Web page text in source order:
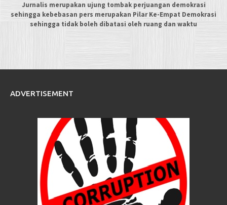
Jurnalis merupakan ujung tombak perjuangan demokrasi
sehingga kebebasan pers merupakan Pilar Ke-Empat Demokrasi
sehingga tidak boleh dibatasi oleh ruang dan waktu
ADVERTISEMENT